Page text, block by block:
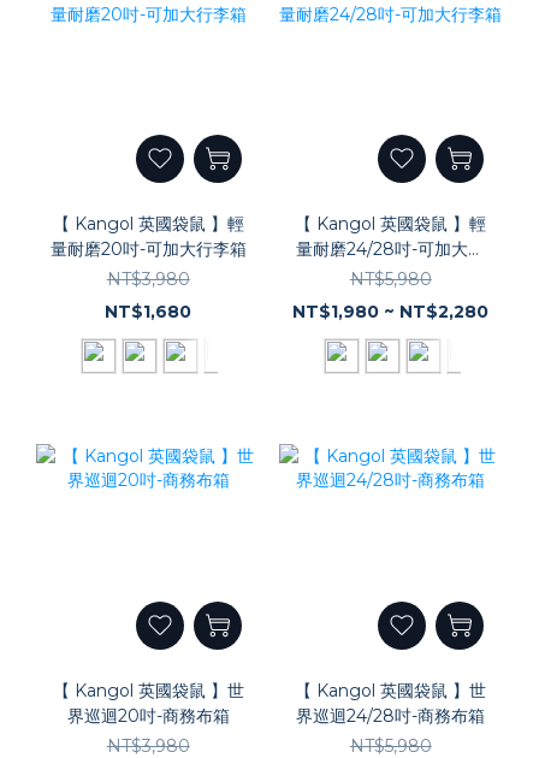
【 Kangol 英國袋鼠 】輕
量耐磨20吋-可加大行李箱
NT$3,980
NT$1,680
【 Kangol 英國袋鼠 】輕
量耐磨24/28吋-可加大行
李箱
NT$5,980
NT$1,980 ~ NT$2,280
【 Kangol 英國袋鼠 】世
界巡迴20吋-商務布箱
NT$3,980
【 Kangol 英國袋鼠 】世
界巡迴24/28吋-商務布箱
NT$5,980